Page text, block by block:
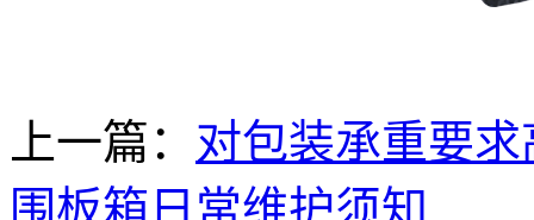
上一篇： 对包装承重要
围板箱日常维护须知